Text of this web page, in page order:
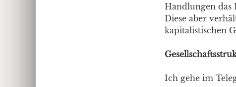
Handlungen das
Diese aber
kapitalistischen
Ich gehe im